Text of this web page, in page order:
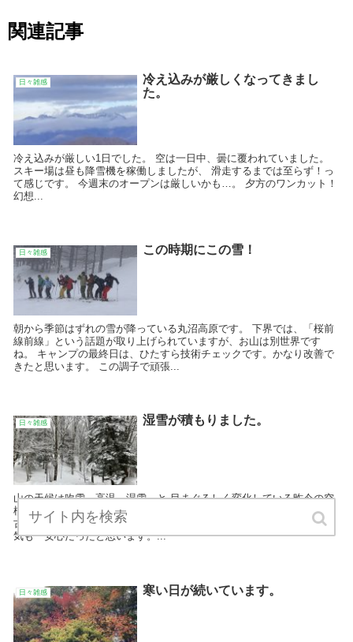
関連記事
日々雑感
冷え込みが厳しくなってきまし
た。
冷え込みが厳しい1日でした。 空は一日中、曇に覆われていました。
スキー場は昼も降雪機を稼働しましたが、 滑走するまでは至らず！っ
て感じです。 今週末のオープンは厳しいかも…。 夕方のワンカット！
幻想...
日々雑感 この時期にこの雪！
朝から季節はずれの雪が降っている丸沼高原です。 下界では、「桜前
線前線」という話題が取り上げられていますが、お山は別世界です
ね。 キャンプの最終日は、ひたすら技術チェックです。かなり改善で
きたと思います。 この調子で頑張...
日々雑感 湿雪が積もりました。
山の天候は吹雪→高温→湿雪…と 目まぐるしく変化している昨今の空
模様！ 流石に標高の高い丸沼でも雪質が少し緩みましたね。 東京や名
古屋方面は、久しぶりの「雨」。乾燥注意報が出るほどのカラカラ陽
気も一安心だったと思います。...
日々雑感 寒い日が続いています。